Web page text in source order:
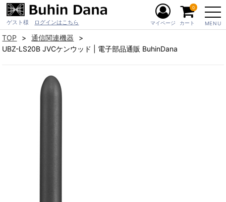
ゲスト様 ログインはこちら MENU
マイページ カート
0
TOP
通信関連機器
UBZ-LS20B JVCケンウッド | 電子部品通販 BuhinDana